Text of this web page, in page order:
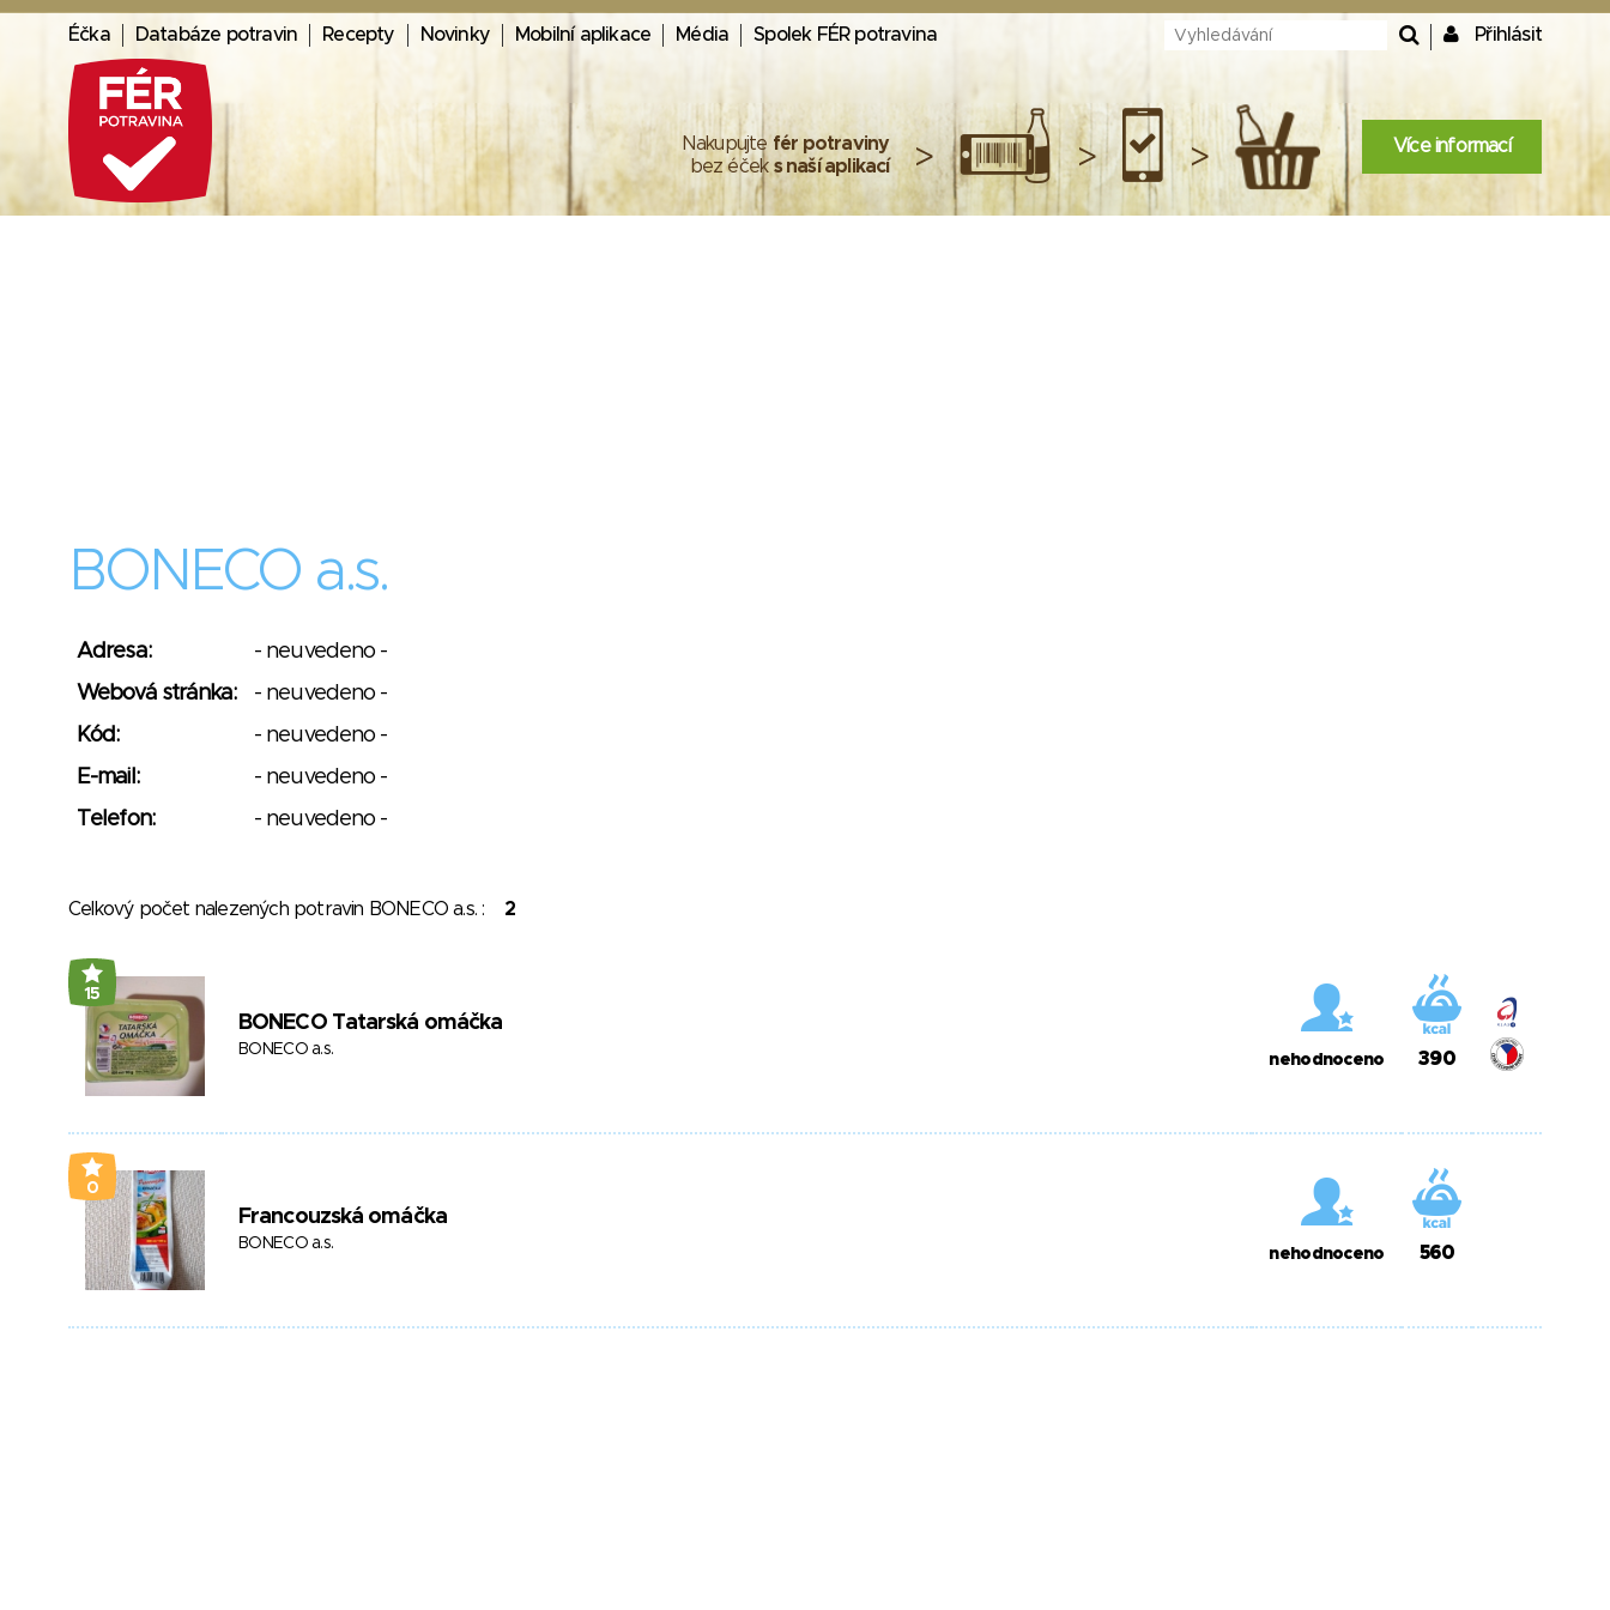
Éčka Databáze potravin Recepty Novinky Mobilní aplikace Média Spolek FÉR potravina Přihlásit
Nakupujte fér potraviny
bez éček s naší aplikací > > > Více informací
BONECO a.s.
Adresa:
- neuvedeno -
Webová stránka:
- neuvedeno -
Kód:
- neuvedeno -
E-mail:
- neuvedeno -
Telefon:
- neuvedeno -
Celkový počet nalezených potravin BONECO a.s. : 2
15
BONECO Tatarská omáčka
BONECO a.s.
nehodnoceno 390
0
Francouzská omáčka
BONECO a.s.
nehodnoceno 560